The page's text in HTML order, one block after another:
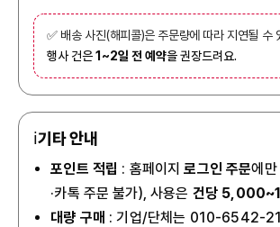
✅ 배송 사진(해피콜)은 주문량에 따라 지연될 수
행사 건은1~2일 전 예약을 권장드려요.
ℹ️기타 안내
포인트 적립 : 홈페이지로그인 주문에만
·카톡 주문 불가), 사용은 건당
대량 구매 : 기업/단체는 010-6542-